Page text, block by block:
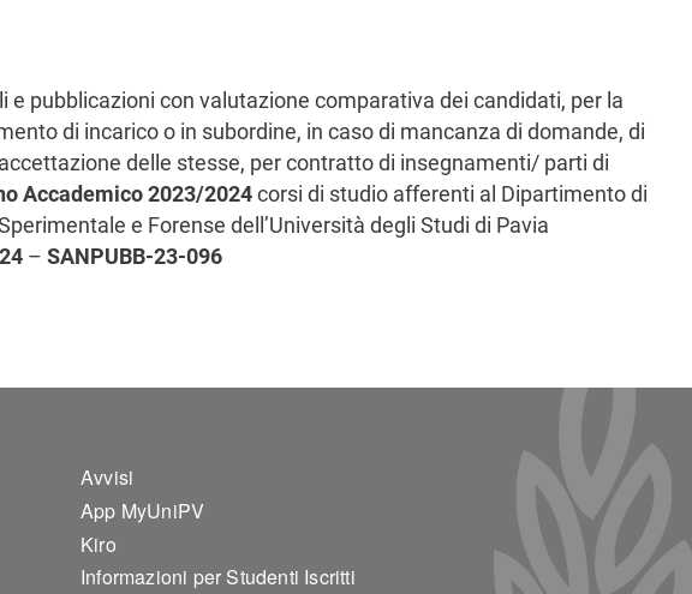
e pubblicazioni con valutazione comparativa dei candidati, per la
di incarico o in subordine, in caso di mancanza di domande, di
delle stesse, per contratto di insegnamenti/ parti di
Accademico 2023/2024corsi di studio afferenti al Dipartimento di
e Forense dell’Università degli Studi di Pavia
– SANPUBB-23-096
Footer 2
Avvisi
App MyUniPV
Kiro
Informazioni per Studenti Iscritti